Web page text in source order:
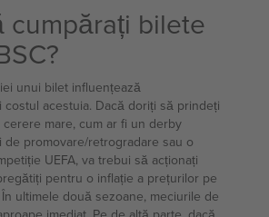
cumpărați bilete
unui bilet influențează
costul acestuia. Dacă doriți să prindeți
mare, cum ar fi un derby
de promovare/retrogradare sau o
UEFA, va trebui să acționați
pentru o inflație a prețurilor pe
ultimele două sezoane, meciurile de